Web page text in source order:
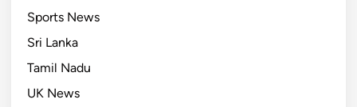
Sports News
Sri Lanka
Tamil Nadu
UK News